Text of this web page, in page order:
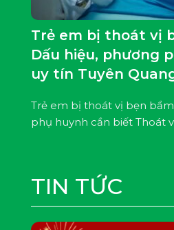
Trẻ em bị thoát vị
Dấu hiệu, phương
uy tín Tuyên
Trẻ em bị thoát vị bẹn
phụ huynh cần biết Thoát
TIN TỨC